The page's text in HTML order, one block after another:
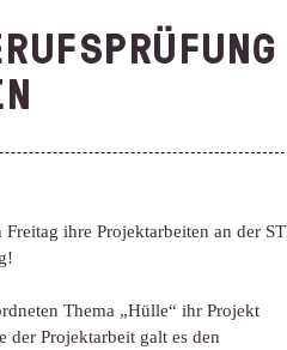
ihre Projektarbeiten an der
Thema „Hülle“ ihr Projekt
der Projektarbeit galt es den